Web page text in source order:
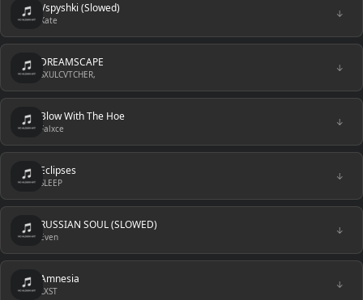
Vspyshki (Slowed)
Kate
↓
DREAMSCAPE
SXULCVTCHER,
↓
Blow With The Hoe
Falxce
↓
Eclipses
SLEEP
↓
RUSSIAN SOUL (SLOWED)
Even
↓
Amnesia
LXST
↓